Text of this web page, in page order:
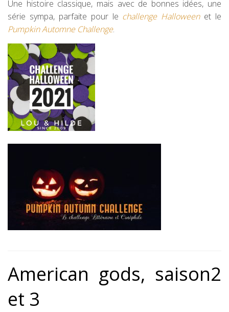
Une histoire classique, mais avec de bonnes idées, une
série sympa, parfaite pour le challenge Halloweenet le
Pumpkin Automne Challenge.
American gods, saison2
et 3